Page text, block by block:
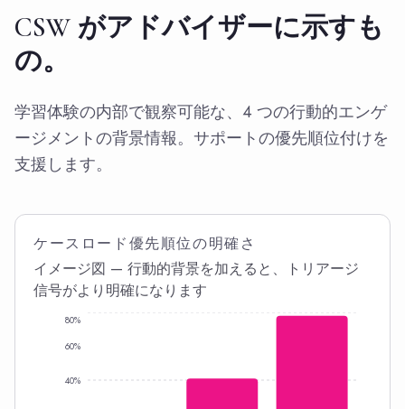
CSW がアドバイザーに示すも
の。
学習体験の内部で観察可能な、4 つの行動的エンゲ
ージメントの背景情報。サポートの優先順位付けを
支援します。
ケースロード優先順位の明確さ
イメージ図 — 行動的背景を加えると、トリアージ
信号がより明確になります
40%
60%
80%